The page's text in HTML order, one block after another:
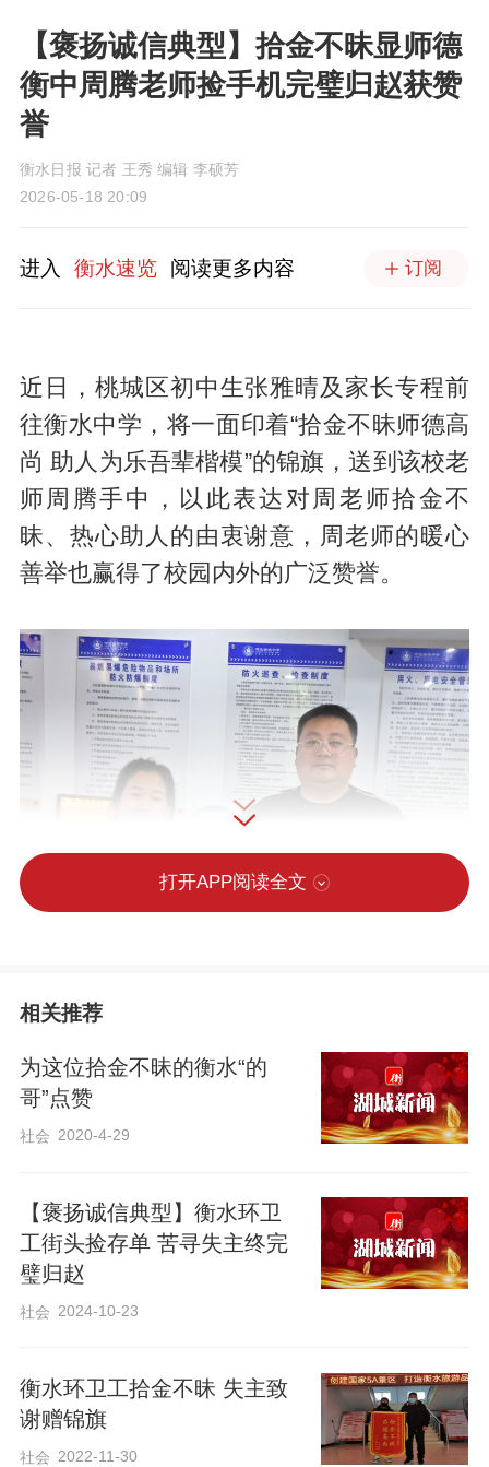
【褒扬诚信典型】拾金不昧显师德
衡中周腾老师捡手机完璧归赵获赞
誉
衡水日报 记者 王秀 编辑 李硕芳
2026-05-18 20:09
进入 衡水速览 阅读更多内容 订阅
近日，桃城区初中生张雅晴及家长专程前
往衡水中学，将一面印着“拾金不昧师德高
尚 助人为乐吾辈楷模”的锦旗，送到该校老
师周腾手中，以此表达对周老师拾金不
昧、热心助人的由衷谢意，周老师的暖心
善举也赢得了校园内外的广泛赞誉。
事发当天，张雅晴跟随家长前往衡水中学
内。发现手机丢失后，张雅晴焦急万分，
陪同的家长也十分着急，多方寻找无果
后，一度以为手机无法找回。
打开APP阅读全文
相关推荐
为这位拾金不昧的衡水“的
哥”点赞
社会 2020-4-29
【褒扬诚信典型】衡水环卫
工街头捡存单 苦寻失主终完
璧归赵
社会 2024-10-23
衡水环卫工拾金不昧 失主致
谢赠锦旗
社会 2022-11-30